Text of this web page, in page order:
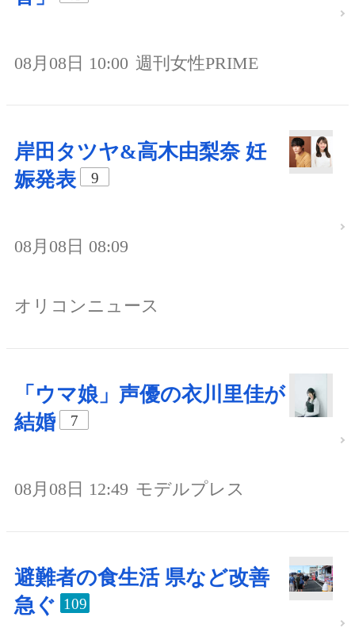
08月08日 10:00 週刊女性PRIME
岸田タツヤ&高木由梨奈 妊
娠発表
9
08月08日 08:09
オリコンニュース
「ウマ娘」声優の衣川里佳が
結婚
7
08月08日 12:49 モデルプレス
避難者の食生活 県など改善
急ぐ 109